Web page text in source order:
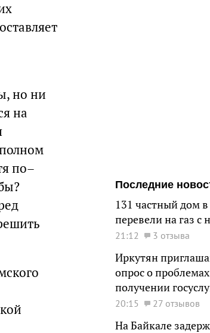
но ни
на
по–
Последние
131 частный дом в
перевели на газ с
21:12 3 отзыва
Иркутян
опрос о
получении
20:15 27 отзывов
На Байкале